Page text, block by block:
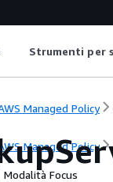
Strumenti per
Managed Policy
AWS Managed Policy
Modalità Focus